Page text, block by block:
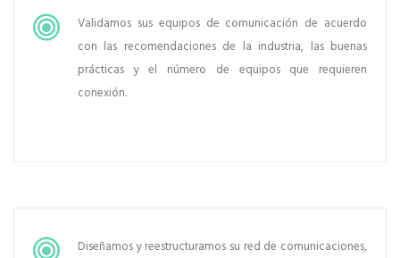
Validamos sus equipos de comunicación de acuerdo
con las recomendaciones de la industria, las buenas
prácticas y el número de equipos que requieren
conexión.
Diseñamos y reestructuramos su red de comunicaciones,